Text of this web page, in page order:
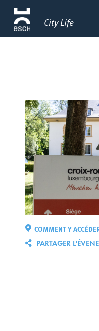
City Life
COMMENT Y
PARTAGER